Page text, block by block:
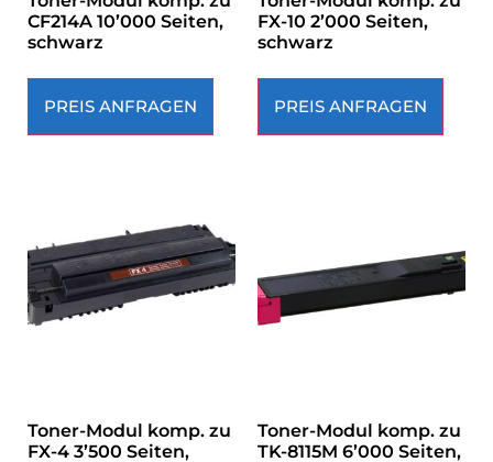
CF214A 10’000 Seiten,
schwarz
PREIS ANFRAGEN
FX-10 2’000 Seiten,
schwarz
PREIS ANFRAGEN
Toner-Modul komp. zu
FX-4 3’500 Seiten,
Toner-Modul komp. zu
TK-8115M 6’000 Seiten,